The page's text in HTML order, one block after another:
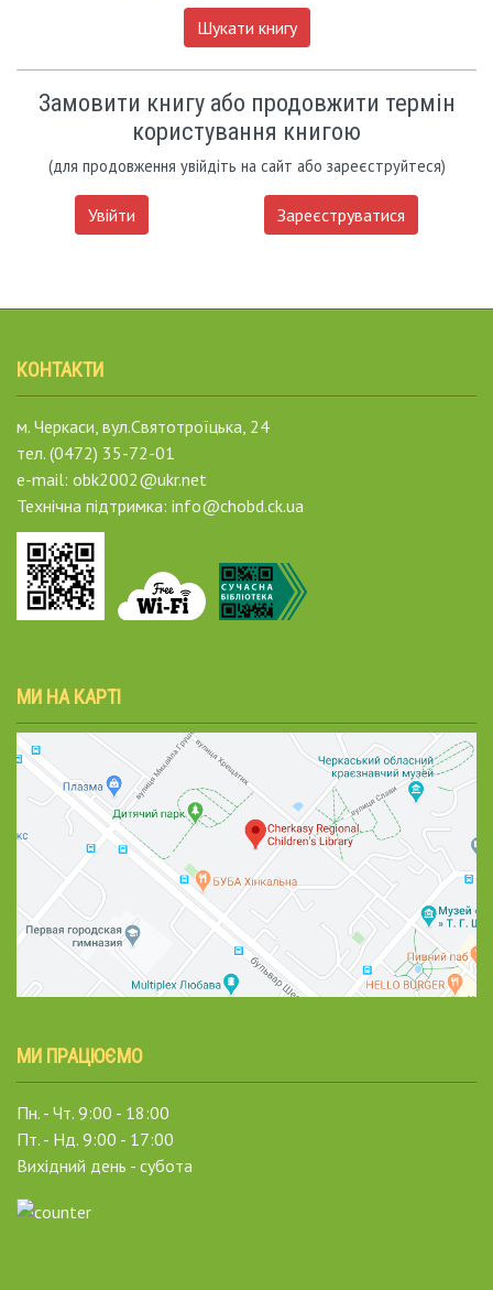
Шукати книгу
Замовити книгу або продовжити термін
користування книгою
(для продовження увійдіть на сайт або зареєструйтеся)
Увійти Зареєструватися
КОНТАКТИ
м. Черкаси, вул.Святотроїцька, 24
тел. (0472) 35-72-01
e-mail: obk2002@ukr.net
Технічна підтримка: info@chobd.ck.ua
МИ НА КАРТІ
МИ ПРАЦЮЄМО
Пн. - Чт. 9:00 - 18:00
Пт. - Нд. 9:00 - 17:00
Вихідний день - субота